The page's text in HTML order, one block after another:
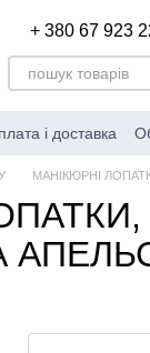
+ 380 67 923
і доставка
МАНІКЮРНІ